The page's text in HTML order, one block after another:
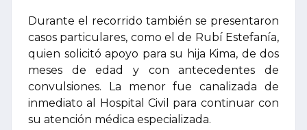
Durante el recorrido también se presentaron
casos particulares, como el de Rubí Estefanía,
quien solicitó apoyo para su hija Kima, de dos
meses de edad y con antecedentes de
convulsiones. La menor fue canalizada de
inmediato al Hospital Civil para continuar con
su atención médica especializada.